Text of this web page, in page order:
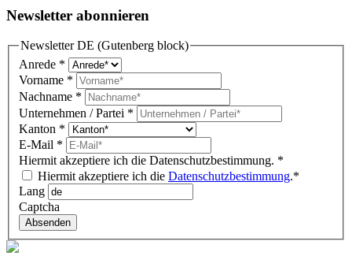
Newsletter abonnieren
Newsletter DE (Gutenberg block)
Anrede *
Vorname *
Nachname *
Unternehmen / Partei *
Kanton *
E-Mail *
Hiermit akzeptiere ich die Datenschutzbestimmung. *
Hiermit akzeptiere ich die Datenschutzbestimmung.*
Lang
Captcha
Absenden